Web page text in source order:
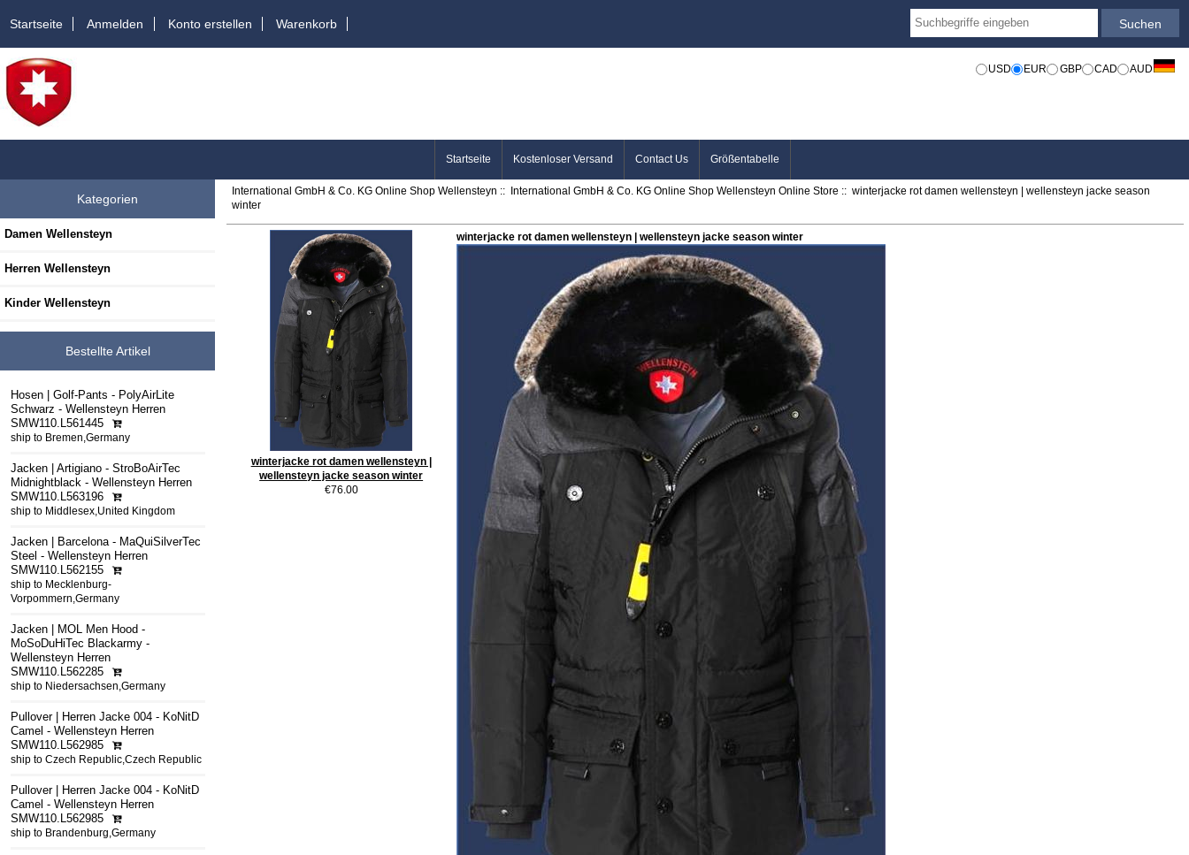
Startseite Anmelden Konto erstellen Warenkorb
USD EUR GBP CAD AUD
Startseite Kostenloser Versand Contact Us Größentabelle
Kategorien
Damen Wellensteyn
Herren Wellensteyn
Kinder Wellensteyn
Bestellte Artikel
Hosen | Golf-Pants - PolyAirLite
Schwarz - Wellensteyn Herren
SMW110.L561445
ship to Bremen,Germany
Jacken | Artigiano - StroBoAirTec
Midnightblack - Wellensteyn Herren
SMW110.L563196
ship to Middlesex,United Kingdom
Jacken | Barcelona - MaQuiSilverTec
Steel - Wellensteyn Herren
SMW110.L562155
ship to Mecklenburg-
Vorpommern,Germany
Jacken | MOL Men Hood -
MoSoDuHiTec Blackarmy -
Wellensteyn Herren
SMW110.L562285
ship to Niedersachsen,Germany
Pullover | Herren Jacke 004 - KoNitD
Camel - Wellensteyn Herren
SMW110.L562985
ship to Czech Republic,Czech Republic
Pullover | Herren Jacke 004 - KoNitD
Camel - Wellensteyn Herren
SMW110.L562985
ship to Brandenburg,Germany
International GmbH & Co. KG Online Shop Wellensteyn :: International GmbH & Co. KG Online Shop Wellensteyn Online Store :: winterjacke rot damen wellensteyn | wellensteyn jacke season
winter
winterjacke rot damen wellensteyn |
wellensteyn jacke season winter
€76.00
winterjacke rot damen wellensteyn | wellensteyn jacke season winter